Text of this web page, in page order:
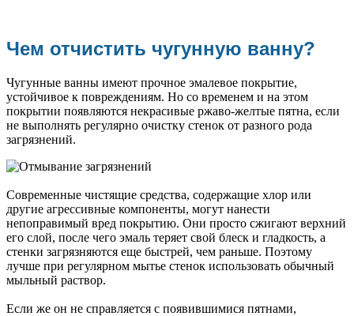
Чем отчистить чугунную ванну?
Чугунные ванны имеют прочное эмалевое покрытие,
устойчивое к повреждениям. Но со временем и на этом
покрытии появляются некрасивые ржаво-желтые пятна, если
не выполнять регулярно очистку стенок от разного рода
загрязнений.
Современные чистящие средства, содержащие хлор или
другие агрессивные компоненты, могут нанести
непоправимый вред покрытию. Они просто сжигают верхний
его слой, после чего эмаль теряет свой блеск и гладкость, а
стенки загрязняются еще быстрей, чем раньше. Поэтому
лучше при регулярном мытье стенок использовать обычный
мыльный раствор.
Если же он не справляется с появившимися пятнами,